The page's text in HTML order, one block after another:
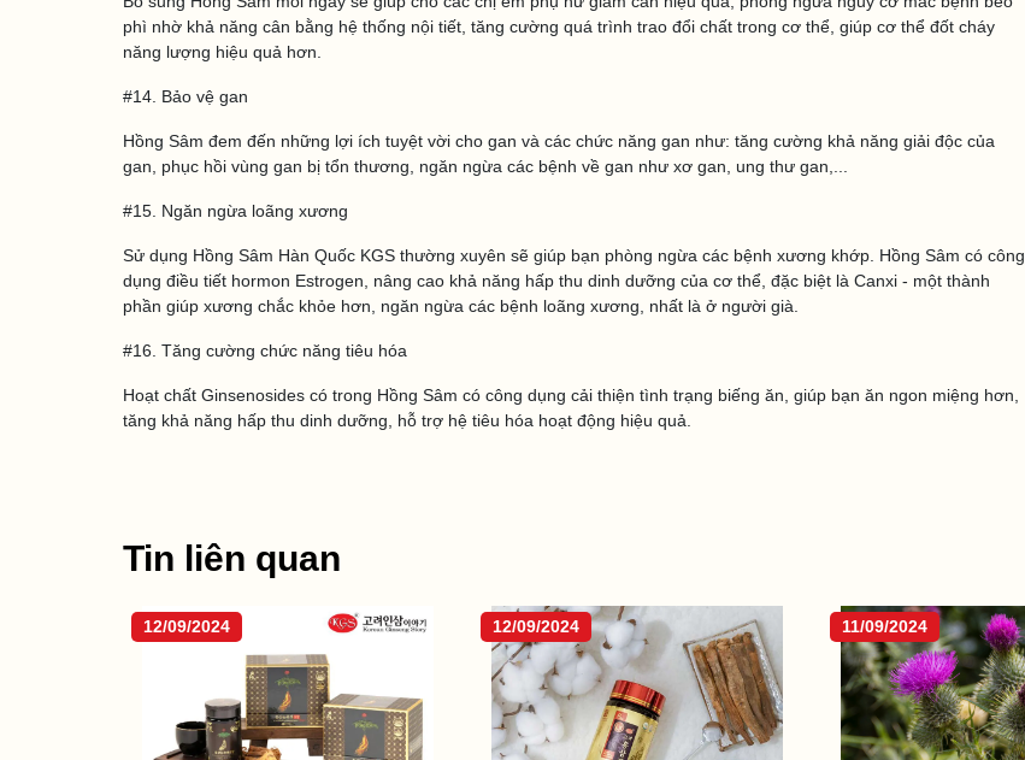
phì nhờ khả năng cân bằng hệ thống nội tiết, tăng cường quá trình trao đổi chất trong cơ thể, giúp cơ thể đốt cháy
năng lượng hiệu quả hơn.
#14. Bảo vệ gan
Hồng Sâm đem đến những lợi ích tuyệt vời cho gan và các chức năng gan như: tăng cường khả năng giải độc của
gan, phục hồi vùng gan bị tổn thương, ngăn ngừa các bệnh về gan như xơ gan, ung thư gan,...
#15. Ngăn ngừa loãng xương
Sử dụng Hồng Sâm Hàn Quốc KGS thường xuyên sẽ giúp bạn phòng ngừa các bệnh xương khớp. Hồng Sâm có công
dụng điều tiết hormon Estrogen, nâng cao khả năng hấp thu dinh dưỡng của cơ thể, đặc biệt là Canxi - một thành
phần giúp xương chắc khỏe hơn, ngăn ngừa các bệnh loãng xương, nhất là ở người già.
#16. Tăng cường chức năng tiêu hóa
Hoạt chất Ginsenosides có trong Hồng Sâm có công dụng cải thiện tình trạng biếng ăn, giúp bạn ăn ngon miệng hơn,
tăng khả năng hấp thu dinh dưỡng, hỗ trợ hệ tiêu hóa hoạt động hiệu quả.
Tin liên quan
12/09/2024 12/09/2024 11/09/2024